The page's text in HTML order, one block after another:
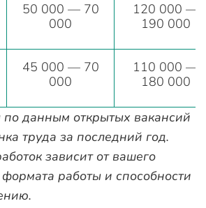
50 000 — 70
000
120 000 —
190 000
45 000 — 70
000
110 000 —
180 000
данным открытых вакансий
труда за последний год.
зависит от вашего
работы и способности